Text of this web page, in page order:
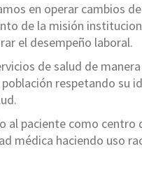
en operar cambios
de la misión
el desempeño laboral.
de salud de
respetando su
al paciente como
médica haciendo uso